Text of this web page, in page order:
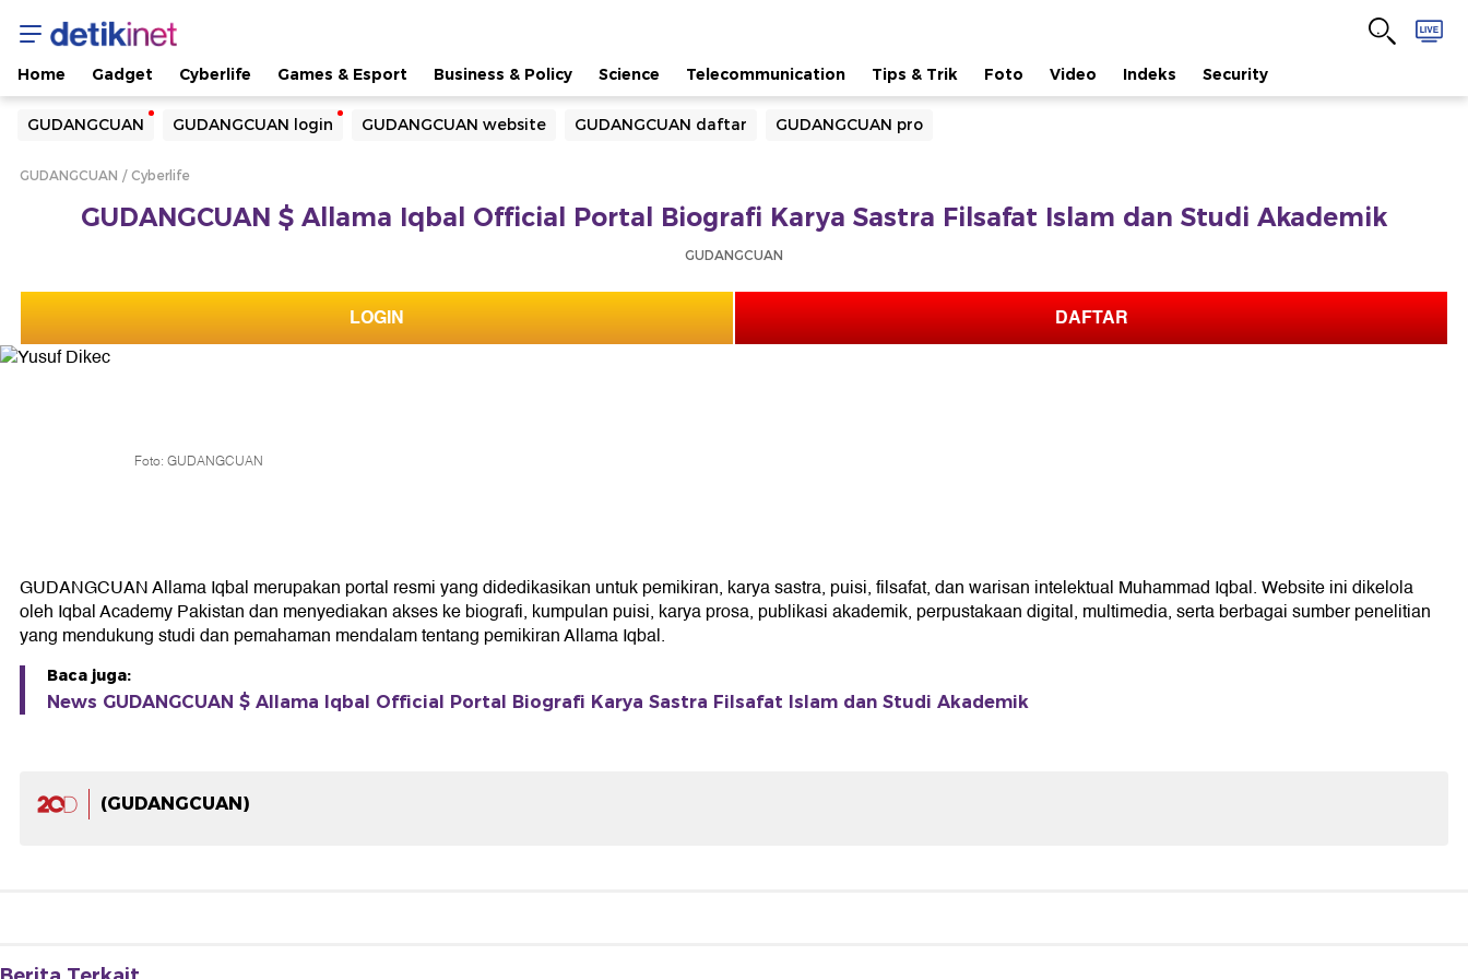
Home Gadget Cyberlife Games & Esport Business & Policy Science Telecommunication Tips & Trik Foto Video Indeks Security
GUDANGCUAN GUDANGCUAN login GUDANGCUAN website GUDANGCUAN daftar GUDANGCUAN pro
Yang sedang ramai dicari
Loading...
GUDANGCUAN Cyberlife
GUDANGCUAN $ Allama Iqbal Official Portal Biografi Karya Sastra Filsafat Islam dan Studi Akademik
GUDANGCUAN
LOGIN DAFTAR
Foto: GUDANGCUAN
GUDANGCUAN Allama Iqbal merupakan portal resmi yang didedikasikan untuk pemikiran, karya sastra, puisi, filsafat, dan warisan intelektual Muhammad Iqbal. Website ini dikelola
oleh Iqbal Academy Pakistan dan menyediakan akses ke biografi, kumpulan puisi, karya prosa, publikasi akademik, perpustakaan digital, multimedia, serta berbagai sumber penelitian
yang mendukung studi dan pemahaman mendalam tentang pemikiran Allama Iqbal.
Baca juga:
News GUDANGCUAN $ Allama Iqbal Official Portal Biografi Karya Sastra Filsafat Islam dan Studi Akademik
(GUDANGCUAN)